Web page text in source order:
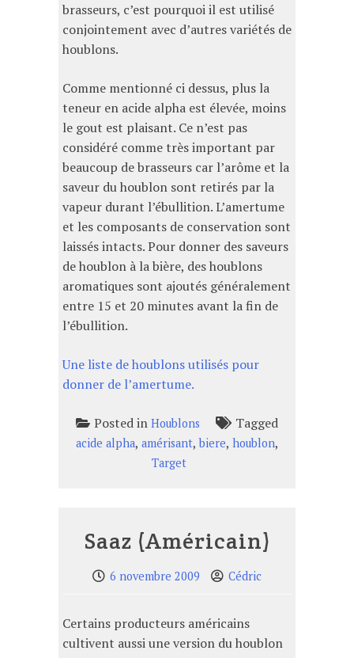
brasseurs, c’est pourquoi il est utilisé
conjointement avec d’autres variétés de
houblons.
Comme mentionné ci dessus, plus la
teneur en acide alpha est élevée, moins
le gout est plaisant. Ce n’est pas
considéré comme très important par
beaucoup de brasseurs car l’arôme et la
saveur du houblon sont retirés par la
vapeur durant l’ébullition. L’amertume
et les composants de conservation sont
laissés intacts. Pour donner des saveurs
de houblon à la bière, des houblons
aromatiques sont ajoutés généralement
entre 15 et 20 minutes avant la fin de
l’ébullition.
Une liste de houblons utilisés pour
donner de l’amertume.
Posted in Houblons Tagged
acide alpha, amérisant,biere, houblon,
Target
Saaz (Américain)
6 novembre 2009 Cédric
Certains producteurs américains
cultivent aussi une version du houblon